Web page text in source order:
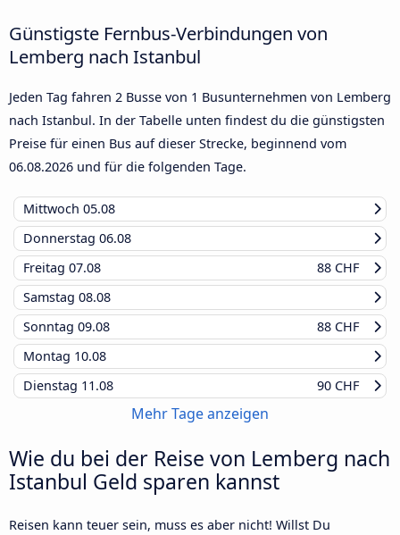
Günstigste Fernbus-Verbindungen von
Lemberg nach Istanbul
Jeden Tag fahren 2 Busse von 1 Busunternehmen von Lemberg
nach Istanbul. In der Tabelle unten findest du die günstigsten
Preise für einen Bus auf dieser Strecke, beginnend vom
06.08.2026 und für die folgenden Tage.
Mittwoch 05.08
Donnerstag 06.08
Freitag 07.08
88 CHF
Samstag 08.08
Sonntag 09.08
88 CHF
Montag 10.08
Dienstag 11.08 90 CHF
Mehr Tage anzeigen
Wie du bei der Reise von Lemberg nach
Istanbul Geld sparen kannst
Reisen kann teuer sein, muss es aber nicht! Willst Du